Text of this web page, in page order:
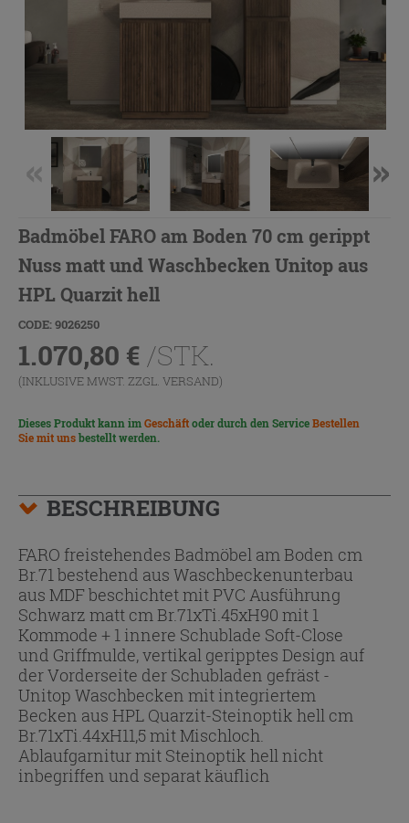
Badmöbel FARO am Boden 70 cm gerippt
Nuss matt und Waschbecken Unitop aus
HPL Quarzit hell
CODE: 9026250
1.070,80 € /STK.
(INKLUSIVE MWST. ZZGL. VERSAND)
Dieses Produkt kann imGeschäftoder durch den ServiceBestellen
Sie mit unsbestellt werden.
BESCHREIBUNG
FARO freistehendes Badmöbel am Boden cm
Br.71 bestehend aus Waschbeckenunterbau
aus MDF beschichtet mit PVC Ausführung
Schwarz matt cm Br.71xTi.45xH90 mit 1
Kommode + 1 innere Schublade Soft-Close
und Griffmulde, vertikal geripptes Design auf
der Vorderseite der Schubladen gefräst -
Unitop Waschbecken mit integriertem
Becken aus HPL Quarzit-Steinoptik hell cm
Br.71xTi.44xH11,5 mit Mischloch.
Ablaufgarnitur mit Steinoptik hell nicht
inbegriffen und separat käuflich